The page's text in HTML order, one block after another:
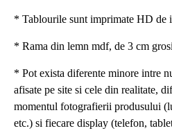
* Tablourile sunt imprimate HD de
* Rama din lemn mdf, de 3 cm
* Pot exista diferente minore intre
afisate pe site si cele din realitate,
momentul fotografierii produsului
etc.) si fiecare display (telefon,